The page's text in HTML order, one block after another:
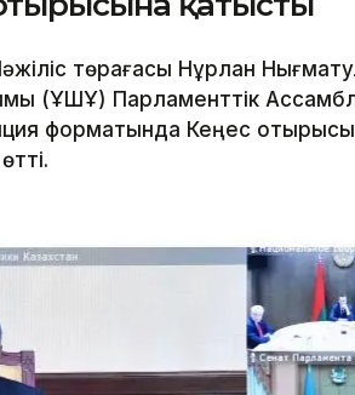
төрағасы Нұрлан
(ҰҚШҰ) Парламенттік
форматында Кеңес